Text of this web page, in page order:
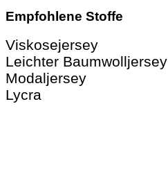
Empfohlene Stoffe
Viskosejersey
Leichter Baumwolljersey
Modaljersey
Lycra